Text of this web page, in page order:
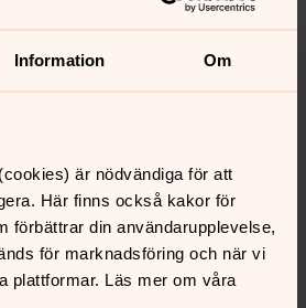
Information Om
är nödvändiga för att
Här finns också kakor för
förbättrar din användarupplevelse,
för marknadsföring och när vi
plattformar. Läs mer om våra
behöver stöd.